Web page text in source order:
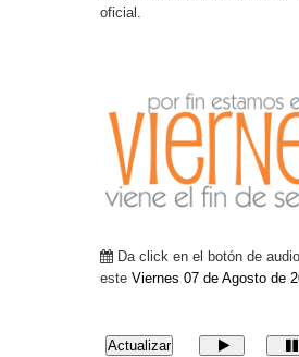
oficial.
Da click en el botón de
este Viernes 07 de Agosto de